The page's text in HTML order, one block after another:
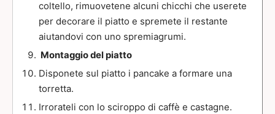
coltello, rimuovetene alcuni chicchi che userete
per decorare il piatto e spremete il restante
aiutandovi con uno spremiagrumi.
Montaggio del piatto
Disponete sul piatto i pancake a formare una
torretta.
Irrorateli con lo sciroppo di caffè e castagne.